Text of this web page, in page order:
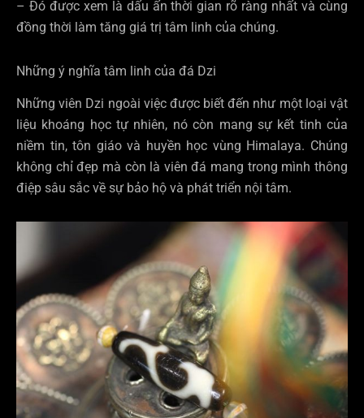
– Đó được xem là dấu ấn thời gian rõ ràng nhất và cùng
đồng thời làm tăng giá trị tâm linh của chúng.
Những ý nghĩa tâm linh của đá Dzi
Những viên Dzi ngoài việc được biết đến như một loại vật
liệu khoáng học tự nhiên, nó còn mang sự kết tinh của
niềm tin, tôn giáo và huyền học vùng Himalaya. Chúng
không chỉ đẹp mà còn là viên đá mang trong mình thông
điệp sâu sắc về sự bảo hộ và phát triển nội tâm.